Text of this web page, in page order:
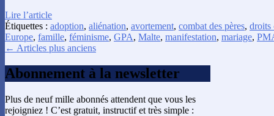
Lire l’article
Étiquettes : adoption, aliénation, avortement, combat des pères, droits
Europe, famille, féminisme, GPA, Malte, manifestation, mariage,
← Articles plus anciens
Abonnement à la newsletter
Plus de neuf mille abonnés attendent que vous les
rejoigniez ! C’est gratuit, instructif et très simple :